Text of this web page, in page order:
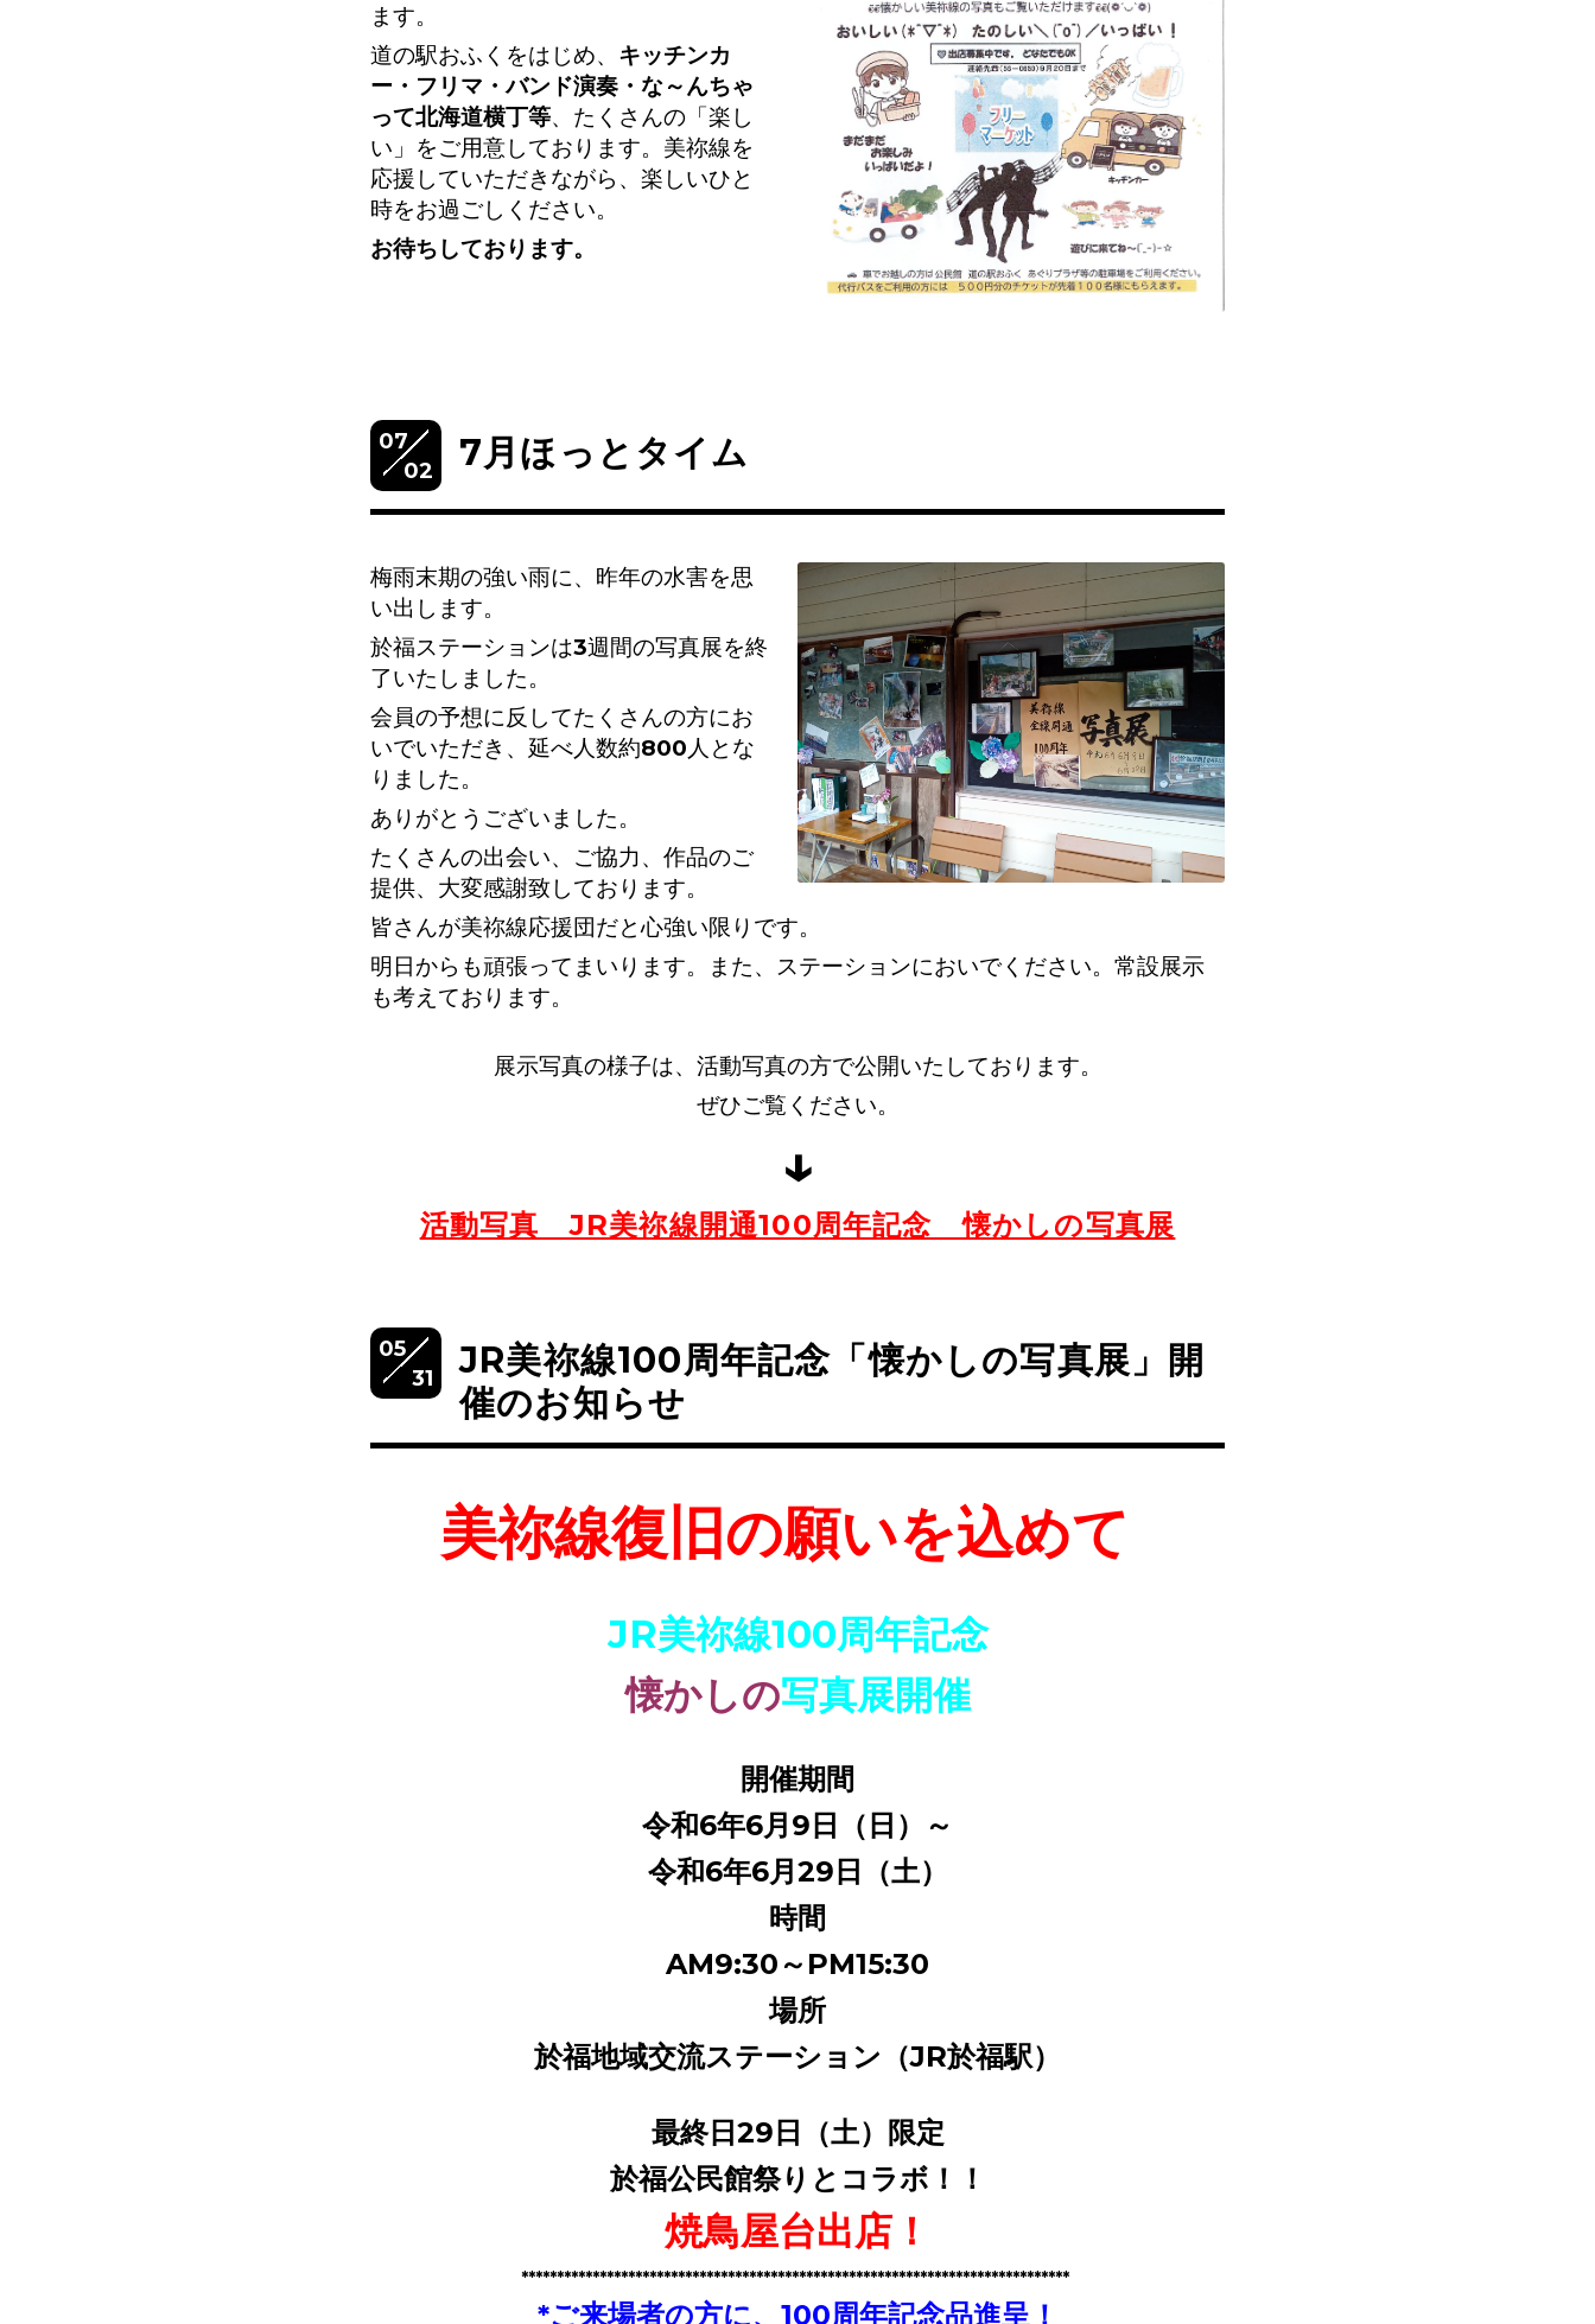
ます。
道の駅おふくをはじめ、 キッチンカ
ー・フリマ・バンド演奏・な～んちゃ
って北海道横丁等、たくさんの「楽し
い」をご用意しております。美祢線を
応援していただきながら、楽しいひと
時をお過ごしください。
お待ちしております。
07
02
7月ほっとタイム
梅雨末期の強い雨に、昨年の水害を思
い出します。
於福ステーションは3週間の写真展を終
了いたしました。
会員の予想に反してたくさんの方にお
いでいただき、延べ人数約800人とな
りました。
ありがとうございました。
たくさんの出会い、ご協力、作品のご
提供、大変感謝致しております。
皆さんが美祢線応援団だと心強い限りです。
明日からも頑張ってまいります。また、ステーションにおいでください。常設展示
も考えております。
展示写真の様子は、活動写真の方で公開いたしております。
ぜひご覧ください。
↓
活動写真 JR美祢線開通100周年記念 懐かしの写真展
05
31
JR美祢線100周年記念「懐かしの写真展」開
催のお知らせ
美祢線復旧の願いを込めて
JR美祢線100周年記念
懐かしの写真展開催
開催期間
令和6年6月9日（日）～
令和6年6月29日（土）
時間
AM9:30～PM15:30
場所
於福地域交流ステーション（JR於福駅）
最終日29日（土）限定
於福公民館祭りとコラボ！！
焼鳥屋台出店！
*****************************************************************************
*ご来場者の方に、100周年記念品進呈！